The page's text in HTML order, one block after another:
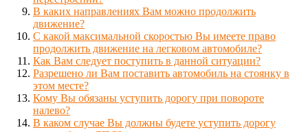
В каких направлениях Вам можно продолжить
движение?
С какой максимальной скоростью Вы имеете право
продолжить движение на легковом автомобиле?
Как Вам следует поступить в данной ситуации?
Разрешено ли Вам поставить автомобиль на стоянку в
этом месте?
Кому Вы обязаны уступить дорогу при повороте
налево?
В каком случае Вы должны будете уступить дорогу